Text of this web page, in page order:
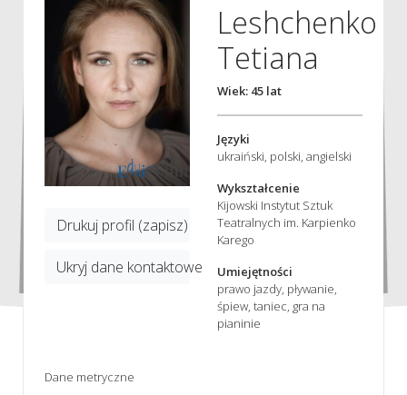
Drukuj profil (zapisz)
Ukryj dane kontaktowe
Leshchenko
Tetiana
Wiek: 45 lat
Języki
ukraiński, polski, angielski
Wykształcenie
Kijowski Instytut Sztuk
Teatralnych im. Karpienko
Karego
Umiejętności
prawo jazdy, pływanie,
śpiew, taniec, gra na
pianinie
Dane metryczne